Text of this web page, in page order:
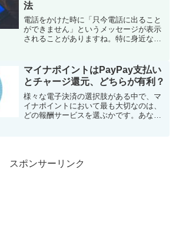
法
電話をかけた時に「只今電話に出ること
ができません」というメッセージが表示
されることがありますね。特に身近な人
しかし、なぜこのようなアナウンスがさ
れるのでしょうか？また、...
マイナポイントはPayPay支払い
とチャージ還元、どちらが有利？
様々な電子決済の選択肢がある中で、マ
イナポイントにおいて最も大切なのは、
どの報酬サービスを選ぶかです。あなた
スポンサーリンク